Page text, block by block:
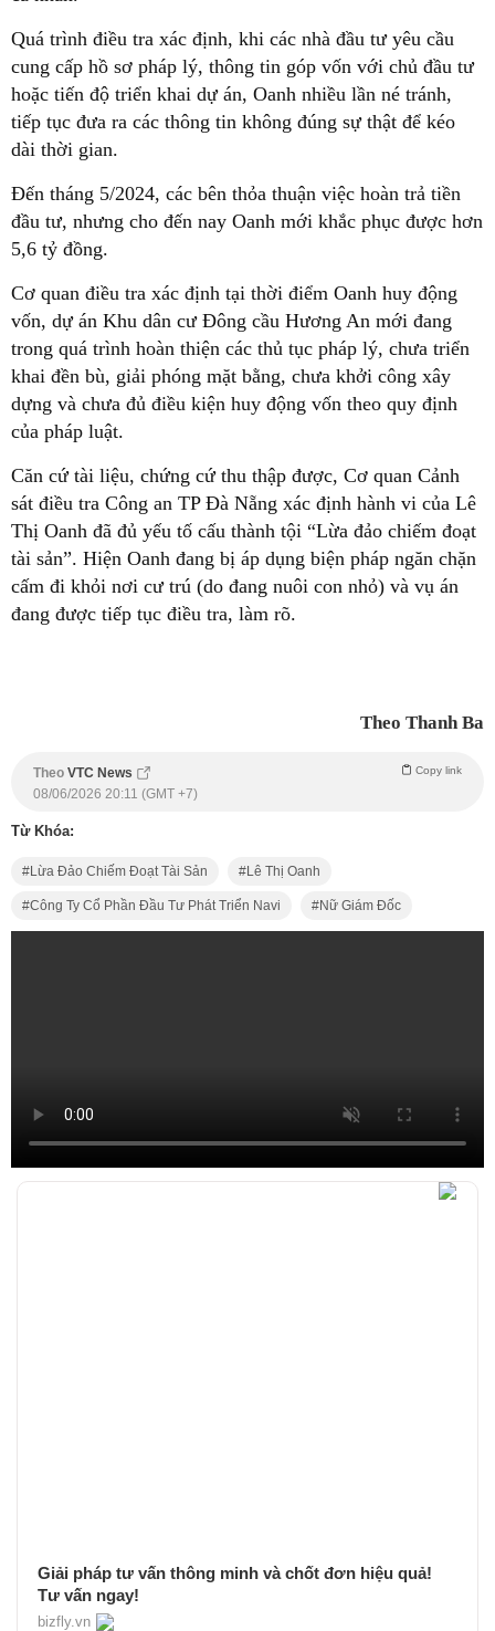
Quá trình điều tra xác định, khi các nhà đầu tư yêu cầu
cung cấp hồ sơ pháp lý, thông tin góp vốn với chủ đầu tư
hoặc tiến độ triển khai dự án, Oanh nhiều lần né tránh,
tiếp tục đưa ra các thông tin không đúng sự thật để kéo
dài thời gian.
Đến tháng 5/2024, các bên thỏa thuận việc hoàn trả tiền
đầu tư, nhưng cho đến nay Oanh mới khắc phục được hơn
5,6 tỷ đồng.
Cơ quan điều tra xác định tại thời điểm Oanh huy động
vốn, dự án Khu dân cư Đông cầu Hương An mới đang
trong quá trình hoàn thiện các thủ tục pháp lý, chưa triển
khai đền bù, giải phóng mặt bằng, chưa khởi công xây
dựng và chưa đủ điều kiện huy động vốn theo quy định
của pháp luật.
Căn cứ tài liệu, chứng cứ thu thập được, Cơ quan Cảnh
sát điều tra Công an TP Đà Nẵng xác định hành vi của Lê
Thị Oanh đã đủ yếu tố cấu thành tội “Lừa đảo chiếm đoạt
tài sản”. Hiện Oanh đang bị áp dụng biện pháp ngăn chặn
cấm đi khỏi nơi cư trú (do đang nuôi con nhỏ) và vụ án
đang được tiếp tục điều tra, làm rõ.
Theo Thanh Ba
Theo VTC News Copy link
08/06/2026 20:11 (GMT +7)
Từ Khóa:
Lừa Đảo Chiếm Đoạt Tài Sản Lê Thị Oanh
Công Ty Cổ Phần Đầu Tư Phát Triển Navi Nữ Giám Đốc
Giải pháp tư vấn thông minh và chốt đơn hiệu quả!
Tư vấn ngay!
bizfly.vn